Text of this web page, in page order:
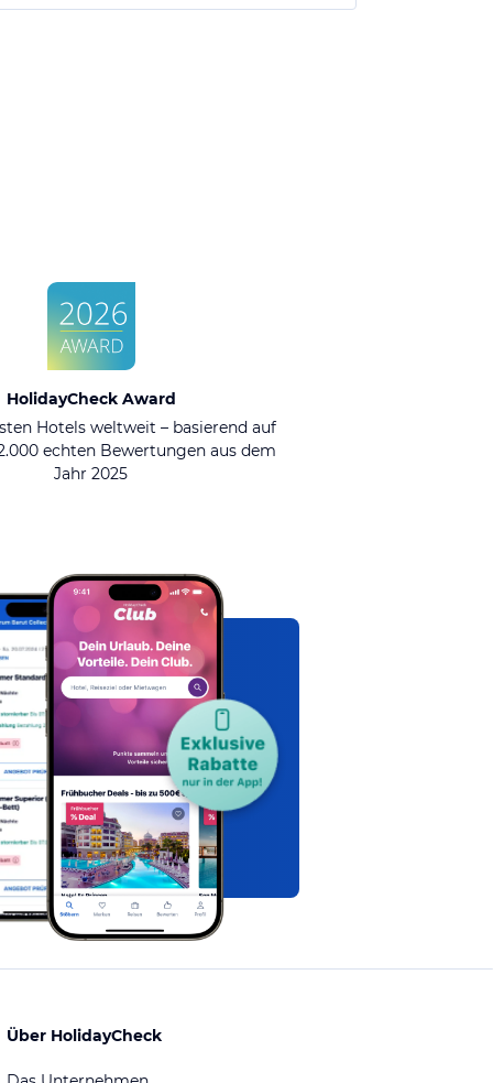
HolidayCheck Award
Hotels weltweit – basierend auf
echten Bewertungen aus dem
Jahr 2025
Über HolidayCheck